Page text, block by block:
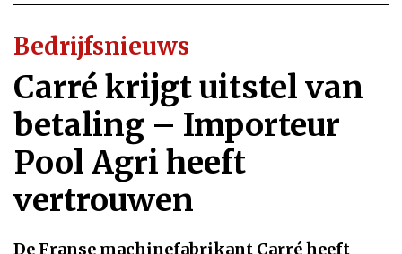
Bedrijfsnieuws
Carré krijgt uitstel van
betaling – Importeur
Pool Agri heeft
vertrouwen
De Franse machinefabrikant Carré heeft